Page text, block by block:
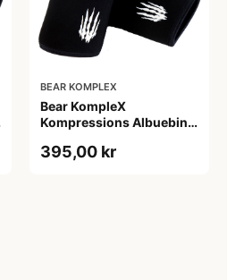
BEAR KOMPLEX
Bear KompleX
Kompressions Albuebind
styrketræning
395,00 kr